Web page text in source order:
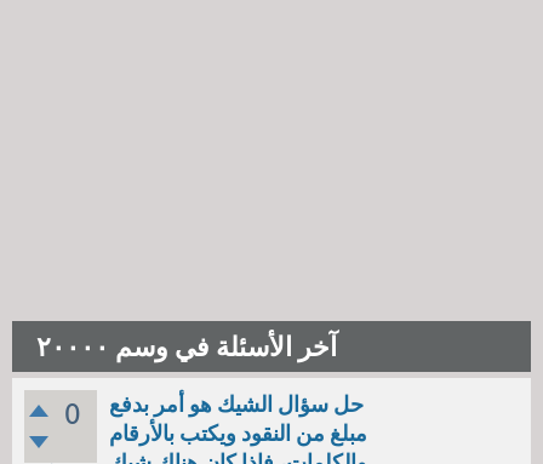
آخر الأسئلة في وسم ۲۰۰۰۰
0
حل سؤال الشيك هو أمر بدفع
مبلغ من النقود ويكتب بالأرقام